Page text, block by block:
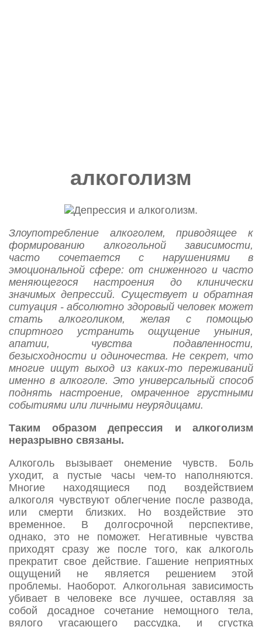
алкоголизм
Злоупотребление алкоголем, приводящее к
формированию алкогольной зависимости,
часто сочетается с нарушениями в
эмоциональной сфере: от сниженного и часто
меняющегося настроения до клинически
значимых депрессий. Существует и обратная
ситуация - абсолютно здоровый человек может
стать алкоголиком, желая с помощью
спиртного устранить ощущение уныния,
апатии, чувства подавленности,
безысходности и одиночества. Не секрет, что
многие ищут выход из каких-то переживаний
именно в алкоголе. Это универсальный способ
поднять настроение, омраченное грустными
событиями или личными неурядицами.
Таким образом депрессия и алкоголизм
неразрывно связаны.
Алкоголь вызывает онемение чувств. Боль
уходит, а пустые часы чем-то наполняются.
Многие находящиеся под воздействием
алкоголя чувствуют облегчение после развода,
или смерти близких. Но воздействие это
временное. В долгосрочной перспективе,
однако, это не поможет. Негативные чувства
приходят сразу же после того, как алкоголь
прекратит свое действие. Гашение неприятных
ощущений не является решением этой
проблемы. Наоборот. Алкогольная зависимость
убивает в человеке все лучшее, оставляя за
собой досадное сочетание немощного тела,
вялого угасающего рассудка, и сгустка